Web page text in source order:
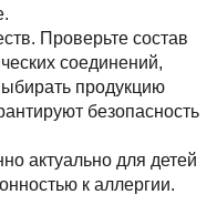
Проверьте состав
соединений,
продукцию
безопасность
актуально для детей
к аллергии.